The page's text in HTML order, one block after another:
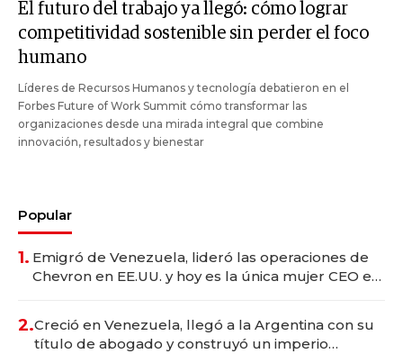
El futuro del trabajo ya llegó: cómo lograr
competitividad sostenible sin perder el foco
humano
Líderes de Recursos Humanos y tecnología debatieron en el
Forbes Future of Work Summit cómo transformar las
organizaciones desde una mirada integral que combine
innovación, resultados y bienestar
Popular
1. Emigró de Venezuela, lideró las operaciones de
Chevron en EE.UU. y hoy es la única mujer CEO en
2.Creció en Venezuela, llegó a la Argentina con su
título de abogado y construyó un imperio